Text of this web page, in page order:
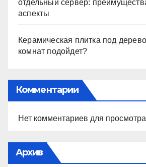
отдельный сервер:
аспекты
Керамическая плитка под
комнат подойдет?
Комментарии
Нет комментариев для
Архив